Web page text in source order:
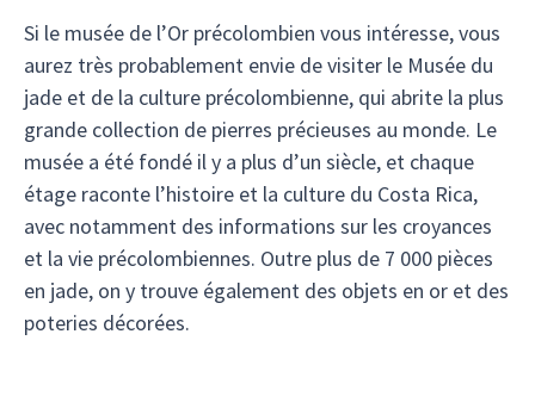
Si le musée de l’Or précolombien vous intéresse, vous
aurez très probablement envie de visiter le Musée du
jade et de la culture précolombienne, qui abrite la plus
grande collection de pierres précieuses au monde. Le
musée a été fondé il y a plus d’un siècle, et chaque
étage raconte l’histoire et la culture du Costa Rica,
avec notamment des informations sur les croyances
et la vie précolombiennes. Outre plus de 7 000 pièces
en jade, on y trouve également des objets en or et des
poteries décorées.